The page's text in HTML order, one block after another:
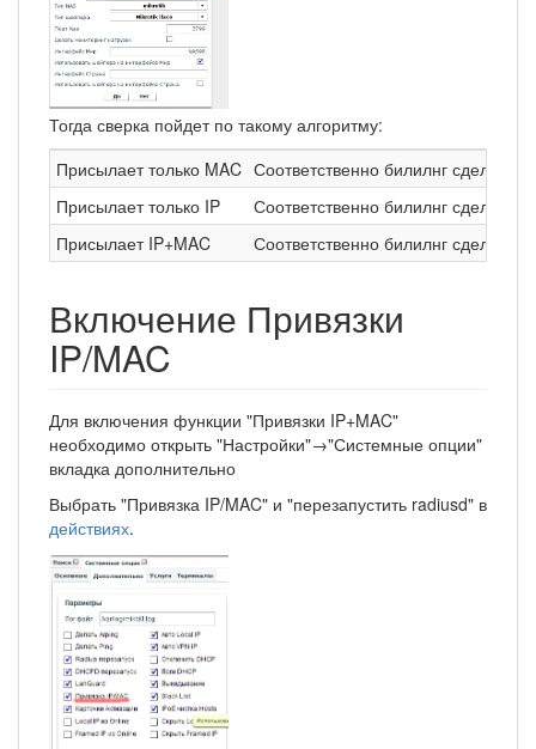
Тогда сверка пойдет по такому алгоритму:
Присылает только MAC Соответственно билилнг сделает
Присылает только IP
Соответственно билилнг сделает
Присылает IP+MAC
Соответственно билилнг сделает
Включение Привязки
IP/MAC
Для включения функции "Привязки IP+MAC"
необходимо открыть "Настройки"→"Системные опции"
вкладка дополнительно
Выбрать "Привязка IP/MAC" и "перезапустить radiusd" в
действиях.